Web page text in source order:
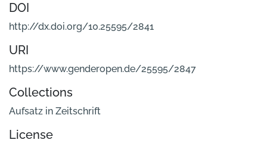
DOI
http://dx.doi.org/10.25595/2841
URI
https://www.genderopen.de/25595/2847
Collections
Aufsatz in Zeitschrift
License